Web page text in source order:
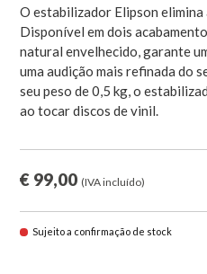
O estabilizador Elipson
Disponível em dois
natural envelhecido, garante
uma audição mais refinada do
seu peso de 0,5 kg, o
ao tocar discos de vinil.
€ 99,00 (IVA incluído)
Sujeito a confirmação de stock